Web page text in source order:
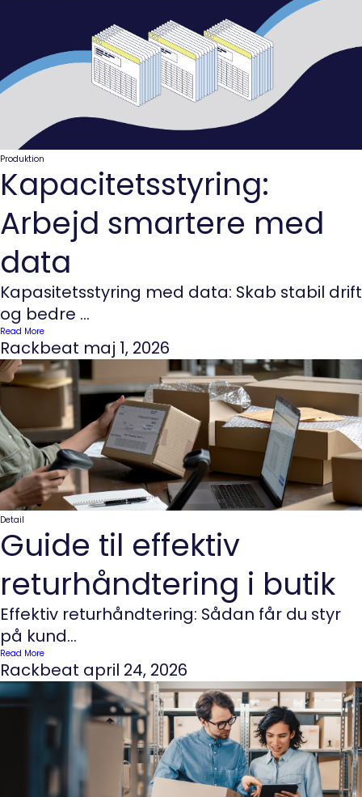
Produktion
Kapacitetsstyring:
Arbejd smartere med
data
Kapasitetsstyring med data: Skab stabil drift
og bedre ...
Read More
Rackbeat maj 1, 2026
Detail
Guide til effektiv
returhåndtering i butik
Effektiv returhåndtering: Sådan får du styr
på kund...
Read More
Rackbeat april 24, 2026